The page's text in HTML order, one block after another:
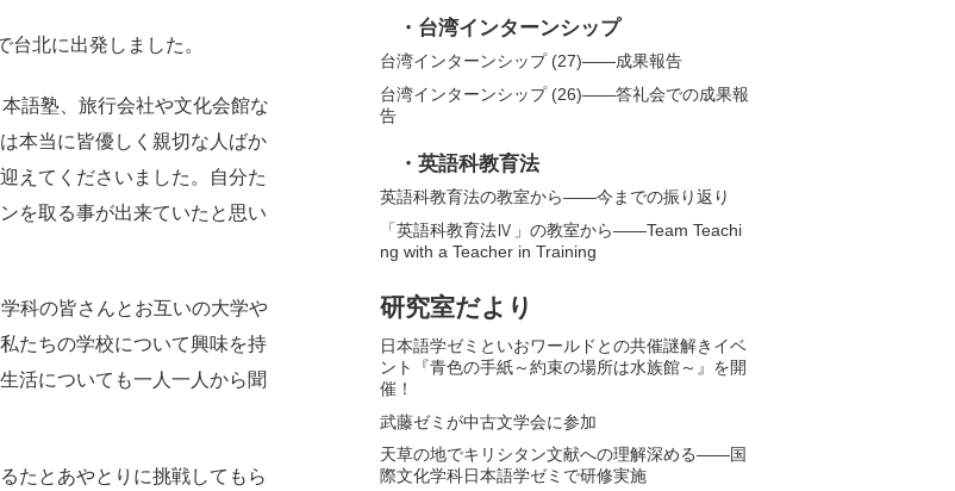
北に出発しました。
語塾、旅行会社や文化会館な
本当に皆優しく親切な人ばか
えてくださいました。自分た
を取る事が出来ていたと思い
科の皆さんとお互いの大学や
たちの学校について興味を持
活についても一人一人から聞
たとあやとりに挑戦してもら
・台湾インターンシップ
台湾インターンシップ (27)——成果報告
台湾インターンシップ (26)――答礼会での成果報
告
・英語科教育法
英語科教育法の教室から——今までの振り返り
「英語科教育法Ⅳ」の教室から――Team Teachi
ng with a Teacher in Training
研究室だより
日本語学ゼミといおワールドとの共催謎解きイベ
ント『青色の手紙～約束の場所は水族館～』を開
催！
武藤ゼミが中古文学会に参加
天草の地でキリシタン文献への理解深める――国
際文化学科日本語学ゼミで研修実施